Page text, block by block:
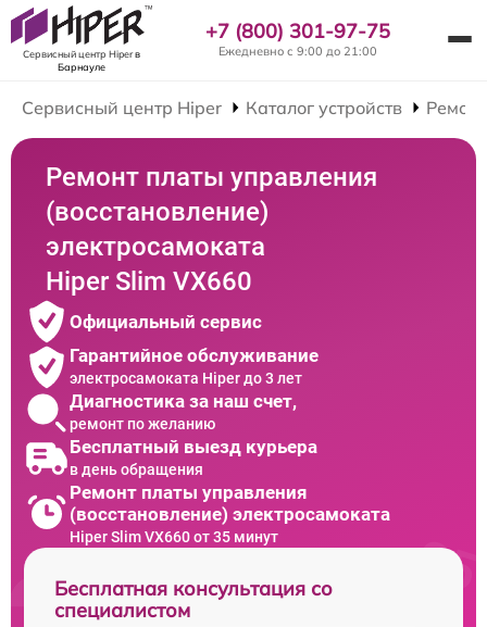
Сервисный центр Hiperв
Барнауле
+7 (800) 301-97-75
Ежедневно с 9:00 до 21:00
Сервисный центр Hiper Каталог устройств
Ремонт платы управления
(восстановление)
электросамоката
Hiper Slim VX660
Официальный сервис
Гарантийное обслуживание
электросамоката Hiper до 3 лет
Диагностика за наш счет,
ремонт по желанию
Бесплатный выезд курьера
в день обращения
Ремонт платы управления
(восстановление) электросамоката
Hiper Slim VX660 от 35 минут
Бесплатная консультация со
специалистом